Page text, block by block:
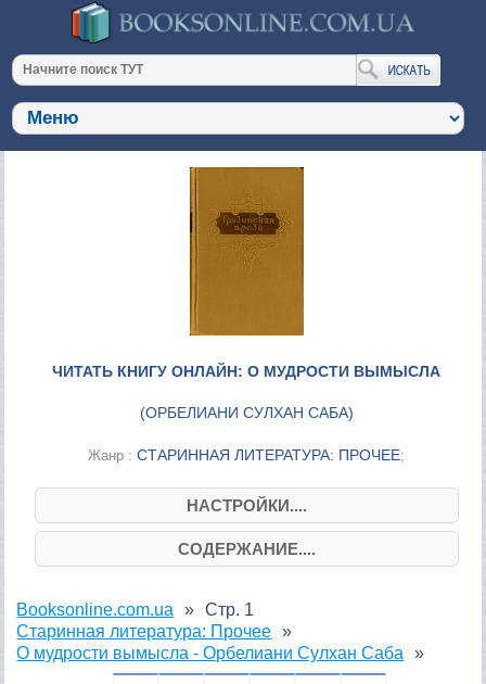
ЧИТАТЬ КНИГУ ОНЛАЙН: О МУДРОСТИ ВЫМЫСЛА
(ОРБЕЛИАНИ СУЛХАН САБА)
Жанр :СТАРИННАЯ ЛИТЕРАТУРА: ПРОЧЕЕ;
НАСТРОЙКИ....
СОДЕРЖАНИЕ....
Booksonline.com.ua
Старинная литература: Прочее
О мудрости вымысла - Орбелиани Сулхан Саба
Стр. 1